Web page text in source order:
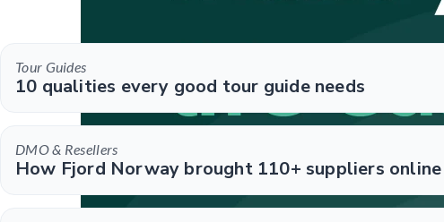
Tour Guides
10 qualities every good tour guide needs
DMO & Resellers
How Fjord Norway brought 110+ suppliers online